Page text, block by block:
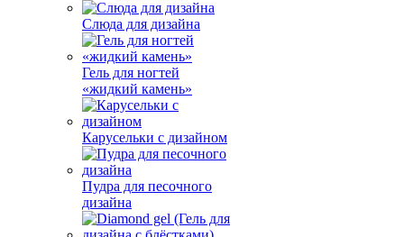
Слюда для дизайна
Гель для ногтей
«жидкий камень»
Карусельки с дизайном
Пудра для песочного
дизайна